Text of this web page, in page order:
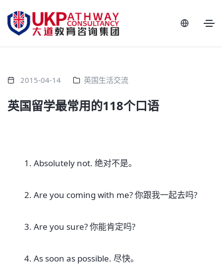
2015-04-14 英国生活交流
英国留学最常用的118个口语
1. Absolutely not. 绝对不是。
2. Are you coming with me? 你跟我一起去吗?
3. Are you sure? 你能肯定吗?
4. As soon as possible. 尽快。